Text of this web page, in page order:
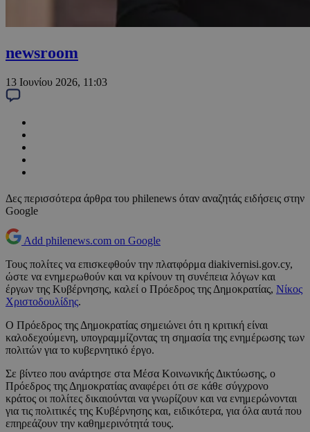
newsroom
13 Ιουνίου 2026, 11:03
Δες περισσότερα άρθρα του philenews όταν αναζητάς ειδήσεις στην
Google
Add philenews.com on Google
Τους πολίτες να επισκεφθούν την πλατφόρμα diakivernisi.gov.cy,
ώστε να ενημερωθούν και να κρίνουν τη συνέπεια λόγων και
έργων της Κυβέρνησης, καλεί ο Πρόεδρος της Δημοκρατίας, Νίκος
Χριστοδουλίδης.
Ο Πρόεδρος της Δημοκρατίας σημειώνει ότι η κριτική είναι
καλοδεχούμενη, υπογραμμίζοντας τη σημασία της ενημέρωσης των
πολιτών για το κυβερνητικό έργο.
Σε βίντεο που ανάρτησε στα Μέσα Κοινωνικής Δικτύωσης, ο
Πρόεδρος της Δημοκρατίας αναφέρει ότι σε κάθε σύγχρονο
κράτος οι πολίτες δικαιούνται να γνωρίζουν και να ενημερώνονται
για τις πολιτικές της Κυβέρνησης και, ειδικότερα, για όλα αυτά που
επηρεάζουν την καθημερινότητά τους.